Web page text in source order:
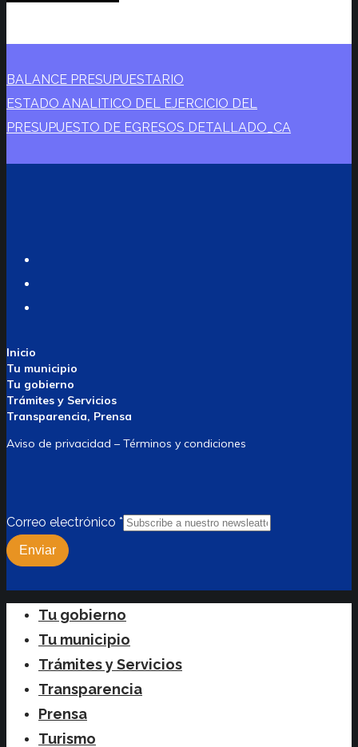
BALANCE PRESUPUESTARIO
ESTADO ANALITICO DEL EJERCICIO DEL
PRESUPUESTO DE EGRESOS DETALLADO_CA
Inicio
Tu municipio
Tu gobierno
Trámites y Servicios
Transparencia, Prensa
Aviso de privacidad – Términos y condiciones
Correo electrónico *
Enviar
Close
Menu
Tu gobierno
Tu municipio
Trámites y Servicios
Transparencia
Prensa
Turismo